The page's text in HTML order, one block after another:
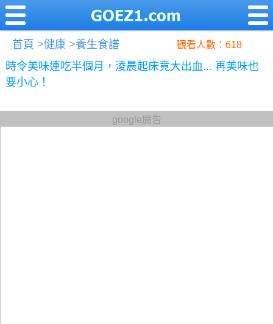
首頁 >健康 >養生食譜 觀看人數：618
時令美味連吃半個月，淩晨起床竟大出血... 再美味也
要小心！
google廣告